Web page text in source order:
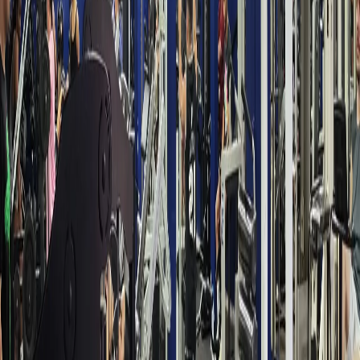
Todas as informações são fornecidas pela academia
parceira e a TotalPass não tem qualquer
responsabilidade sobre informações incorretas. Caso
hajam dúvidas, entrar em contato diretamente com a
academia.
Gostou dessa academia?
São mais de 35.000 pelo Brasil
Cadastre-se